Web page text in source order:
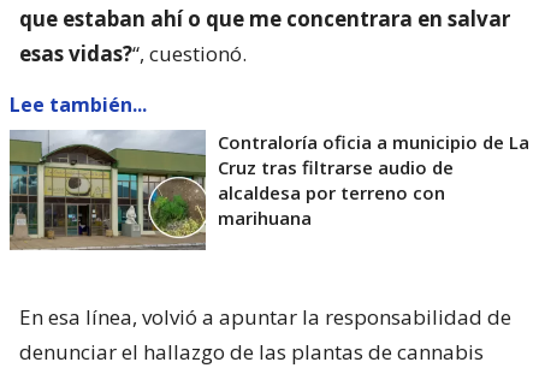
que estaban ahí o que me concentrara en salvar
esas vidas?“, cuestionó.
Lee también...
Contraloría oficia a municipio de La
Cruz tras filtrarse audio de
alcaldesa por terreno con
marihuana
En esa línea, volvió a apuntar la responsabilidad de
denunciar el hallazgo de las plantas de cannabis